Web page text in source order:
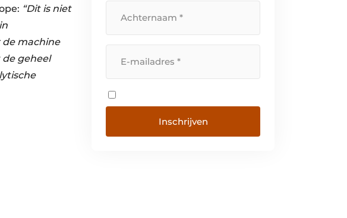
“Dit is niet
de machine
geheel